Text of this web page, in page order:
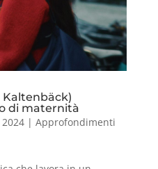
Kaltenbäck)
di maternità
| Approfondimenti